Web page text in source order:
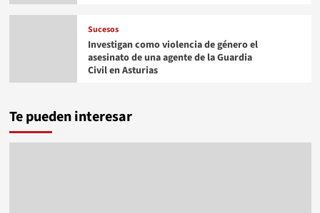
Sucesos
Investigan como violencia de género el
asesinato de una agente de la Guardia
Civil en Asturias
Te pueden interesar